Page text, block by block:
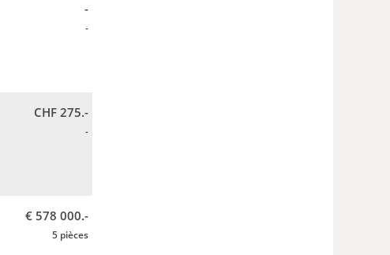
-
-
CHF 275.-
-
€ 578 000.-
5 pièces